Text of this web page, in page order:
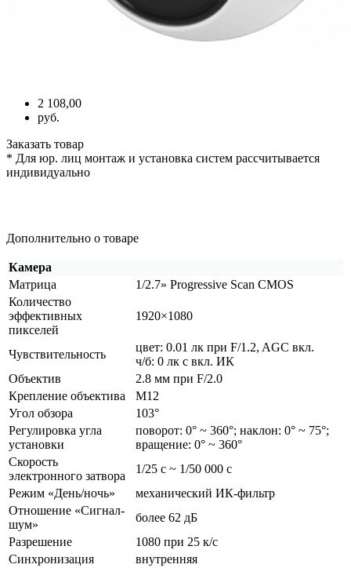
2 108,00
руб.
Заказать товар
* Для юр. лиц монтаж и установка систем рассчитывается
индивидуально
Дополнительно о товаре
Камера
Матрица
1/2.7» Progressive Scan CMOS
Количество
эффективных
пикселей
1920×1080
Чувствительность
цвет: 0.01 лк при F/1.2, AGC вкл.
ч/б: 0 лк с вкл. ИК
Объектив
2.8 мм при F/2.0
Крепление объектива
М12
Угол обзора
103°
Регулировка угла
установки
поворот: 0° ~ 360°; наклон: 0° ~ 75°;
вращение: 0° ~ 360°
Скорость
электронного затвора
1/25 с ~ 1/50 000 с
Режим «День/ночь»
механический ИК-фильтр
Отношение «Сигнал-
шум»
более 62 дБ
Разрешение
1080 при 25 к/с
Синхронизация
внутренняя